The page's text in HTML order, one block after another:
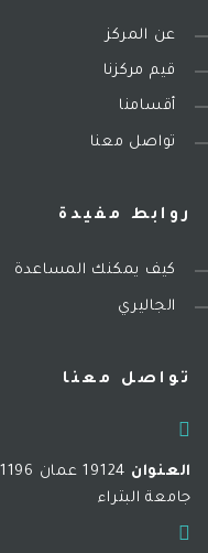
عن المركز
قيم مركزنا
أقسامنا
تواصل معنا
روابط مفيدة
كيف يمكنك المساعدة
الجاليري
تواصل معنا
العنوان
جامعة البتراء